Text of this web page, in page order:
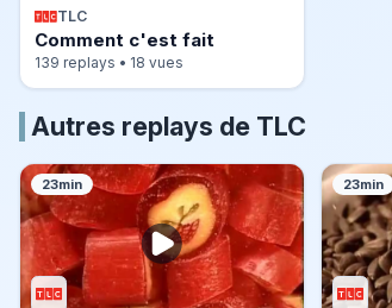
TLC
Comment c'est fait
139 replays • 18 vues
Autres replays de TLC
23min 23min